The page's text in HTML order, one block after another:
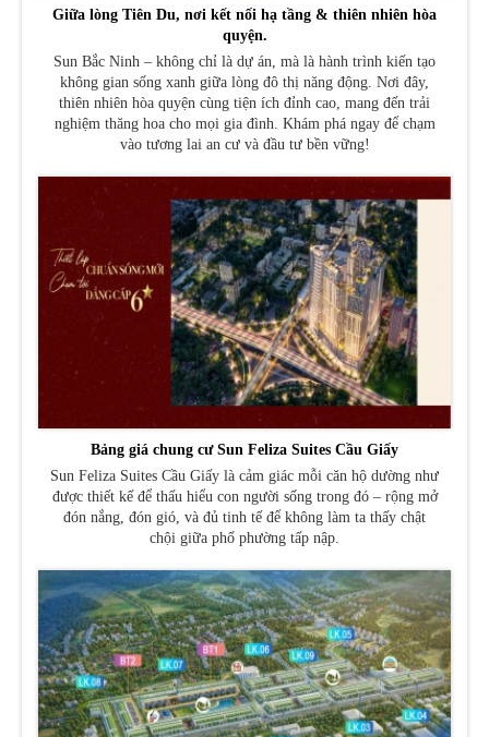
Giữa lòng Tiên Du, nơi kết nối hạ tầng & thiên nhiên hòa
quyện.
Sun Bắc Ninh – không chỉ là dự án, mà là hành trình kiến tạo
không gian sống xanh giữa lòng đô thị năng động. Nơi đây,
thiên nhiên hòa quyện cùng tiện ích đỉnh cao, mang đến trải
nghiệm thăng hoa cho mọi gia đình. Khám phá ngay để chạm
vào tương lai an cư và đầu tư bền vững!
Bảng giá chung cư Sun Feliza Suites Cầu Giấy
Sun Feliza Suites Cầu Giấy là cảm giác mỗi căn hộ dường như
được thiết kế để thấu hiểu con người sống trong đó – rộng mở
đón nắng, đón gió, và đủ tinh tế để không làm ta thấy chật
chội giữa phố phường tấp nập.